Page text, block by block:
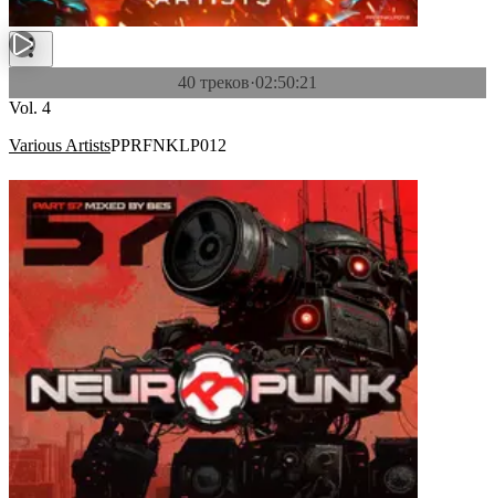
40 треков·02:50:21
Vol. 4
Various ArtistsPPRFNKLP012